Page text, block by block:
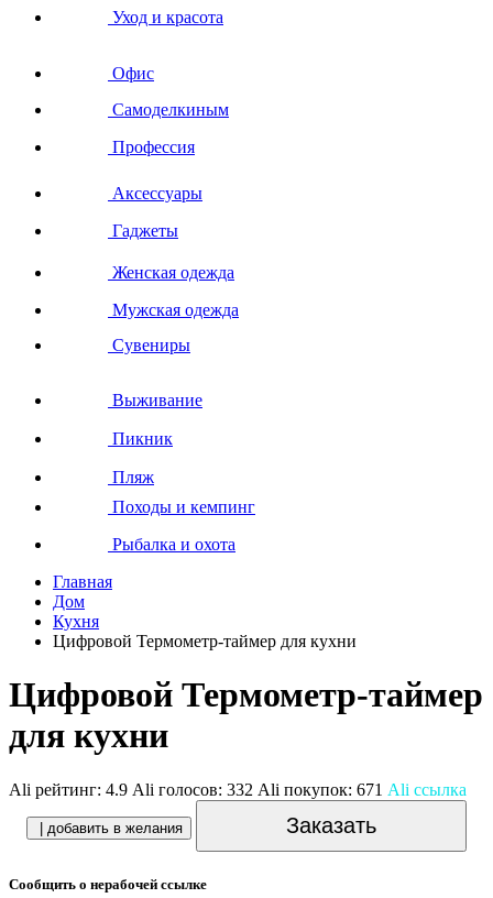
Уход и красота
Офис
Самоделкиным
Профессия
Аксессуары
Гаджеты
Женская одежда
Мужская одежда
Сувениры
Выживание
Пикник
Пляж
Походы и кемпинг
Рыбалка и охота
Главная
Дом
Кухня
Цифровой Термометр-таймер для кухни
Цифровой Термометр-таймер
для кухни
Ali рейтинг: 4.9 Ali голосов: 332 Ali покупок: 671 Ali ссылка
| добавить в желания Заказать
Сообщить о нерабочей ссылке